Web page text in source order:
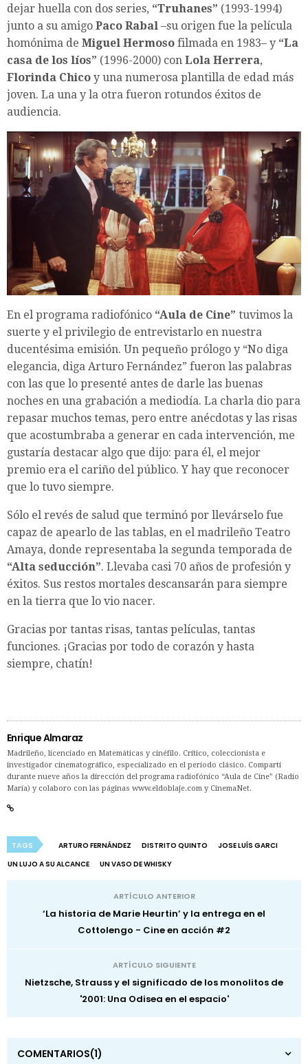
dejar huella con dos series, “Truhanes” (1993-1994)
junto a su amigo Paco Rabal –su origen fue la película
homónima de Miguel Hermoso filmada en 1983– y “La
casa de los líos” (1996-2000) con Lola Herrera,
Florinda Chico y una numerosa plantilla de edad más
joven. La una y la otra fueron rotundos éxitos de
audiencia.
En el programa radiofónico “Aula de Cine” tuvimos la
suerte y el privilegio de entrevistarlo en nuestra
ducentésima emisión. Un pequeño prólogo y “No diga
elegancia, diga Arturo Fernández” fueron las palabras
con las que lo presenté antes de darle las buenas
noches en una grabación a mediodía. La charla dio para
repasar muchos temas, pero entre anécdotas y las risas
que acostumbraba a generar en cada intervención, me
gustaría destacar algo que dijo: para él, el mejor
premio era el cariño del público. Y hay que reconocer
que lo tuvo siempre.
Sólo el revés de salud que terminó por llevárselo fue
capaz de apearlo de las tablas, en el madrileño Teatro
Amaya, donde representaba la segunda temporada de
“Alta seducción”. Llevaba casi 70 años de profesión y
éxitos. Sus restos mortales descansarán para siempre
en la tierra que lo vio nacer.
Gracias por tantas risas, tantas películas, tantas
funciones. ¡Gracias por todo de corazón y hasta
siempre, chatín!
Enrique Almaraz
Madrileño, licenciado en Matemáticas y cinéfilo. Crítico, coleccionista e
investigador cinematográfico, especializado en el período clásico. Compartí
durante nueve años la dirección del programa radiofónico “Aula de Cine” (Radio
María) y colaboro con las páginas www.eldoblaje.com y CinemaNet.
TAGS ARTURO FERNÁNDEZ DISTRITO QUINTO
JOSE LUÍS GARCI
UN LUJO A SU ALCANCE
UN VASO DE WHISKY
ARTÍCULO ANTERIOR
‘La historia de Marie Heurtin’ y la entrega en el
Cottolengo - Cine en acción #2
ARTÍCULO SIGUIENTE
Nietzsche, Strauss y el significado de los monolitos de
'2001: Una Odisea en el espacio'
COMENTARIOS(1)